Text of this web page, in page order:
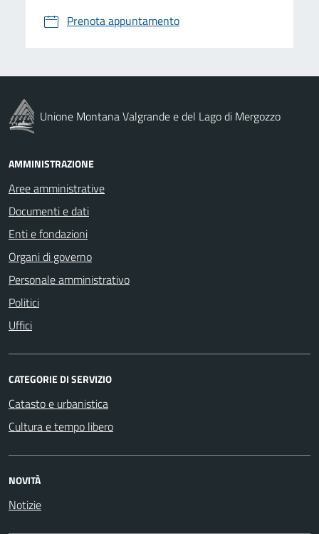
Prenota appuntamento
Unione Montana Valgrande e del Lago di Mergozzo
AMMINISTRAZIONE
Aree amministrative
Documenti e dati
Enti e fondazioni
Organi di governo
Personale amministrativo
Politici
Uffici
CATEGORIE DI SERVIZIO
Catasto e urbanistica
Cultura e tempo libero
NOVITÀ
Notizie